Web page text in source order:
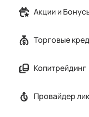
Партнеру
Акции и
Торговые
Копитрейдинг
Провайдер